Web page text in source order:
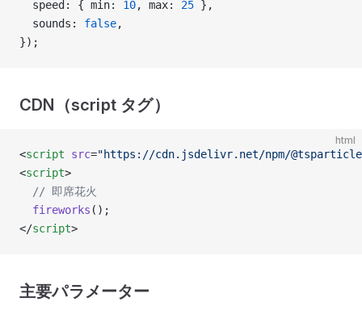
  speed: { min:
10, max: 25 },
  sounds:
false,
});
CDN（script タグ）
html
<script src="https://cdn.jsdelivr.net/npm/
<script>
  // 即席花火
  fireworks
();
</script>
主要パラメーター